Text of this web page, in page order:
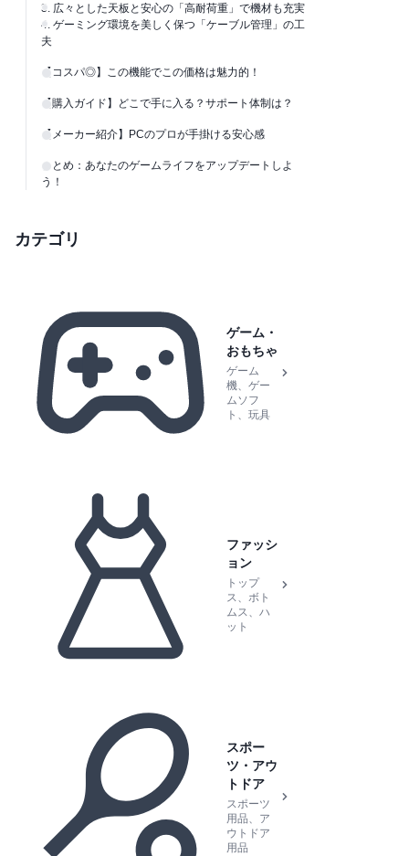
3. 広々とした天板と安心の「高耐荷重」で機材も充実
4. ゲーミング環境を美しく保つ「ケーブル管理」の工
夫
【コスパ◎】この機能でこの価格は魅力的！
【購入ガイド】どこで手に入る？サポート体制は？
【メーカー紹介】PCのプロが手掛ける安心感
まとめ：あなたのゲームライフをアップデートしよ
う！
カテゴリ
ゲーム・
おもちゃ
ゲーム
機、ゲー
ムソフ
ト、玩具
ファッシ
ョン
トップ
ス、ボト
ムス、ハ
ット
スポー
ツ・アウ
トドア
スポーツ
用品、ア
ウトドア
用品